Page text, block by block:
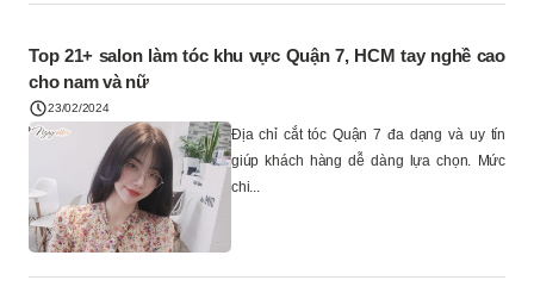
Top 21+ salon làm tóc khu vực Quận 7, HCM tay nghề cao
cho nam và nữ
23/02/2024
Địa chỉ cắt tóc Quận 7 đa dạng và uy tín
giúp khách hàng dễ dàng lựa chọn. Mức
chi...